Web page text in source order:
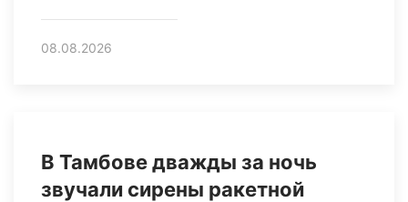
08.08.2026
В Тамбове дважды за ночь
звучали сирены ракетной